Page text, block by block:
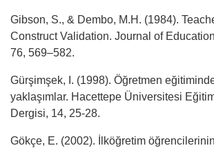
Gibson, S., & Dembo, M.H. (1984).
Construct Validation. Journal of
76, 569–582.
Gürşimşek, I. (1998). Öğretmen
yaklaşımlar. Hacettepe Üniversitesi
Dergisi, 14, 25-28.
Gökçe, E. (2002). İlköğretim